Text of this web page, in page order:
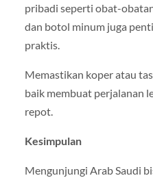
pribadi seperti obat-
dan botol minum juga
praktis.
Memastikan koper atau
baik membuat perjalanan
repot.
Kesimpulan
Mengunjungi Arab Saudi